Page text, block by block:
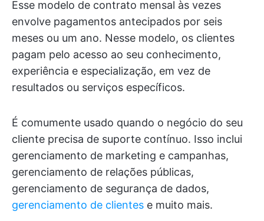
Esse modelo de contrato mensal às vezes
envolve pagamentos antecipados por seis
meses ou um ano. Nesse modelo, os clientes
pagam pelo acesso ao seu conhecimento,
experiência e especialização, em vez de
resultados ou serviços específicos.
É comumente usado quando o negócio do seu
cliente precisa de suporte contínuo. Isso inclui
gerenciamento de marketing e campanhas,
gerenciamento de relações públicas,
gerenciamento de segurança de dados,
gerenciamento de clientes e muito mais.